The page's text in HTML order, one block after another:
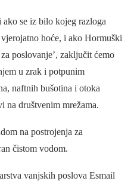
se iz bilo kojeg razloga
hoće, i ako Hormuški
poslovanje’, zaključit ćemo
u zrak i potpunim
naftnih bušotina i otoka
na društvenim mrežama.
na postrojenja za
čistom vodom.
vanjskih poslova Esmail